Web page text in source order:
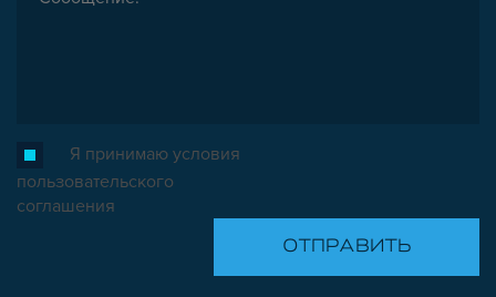
Я принимаю условия
пользовательского
соглашения